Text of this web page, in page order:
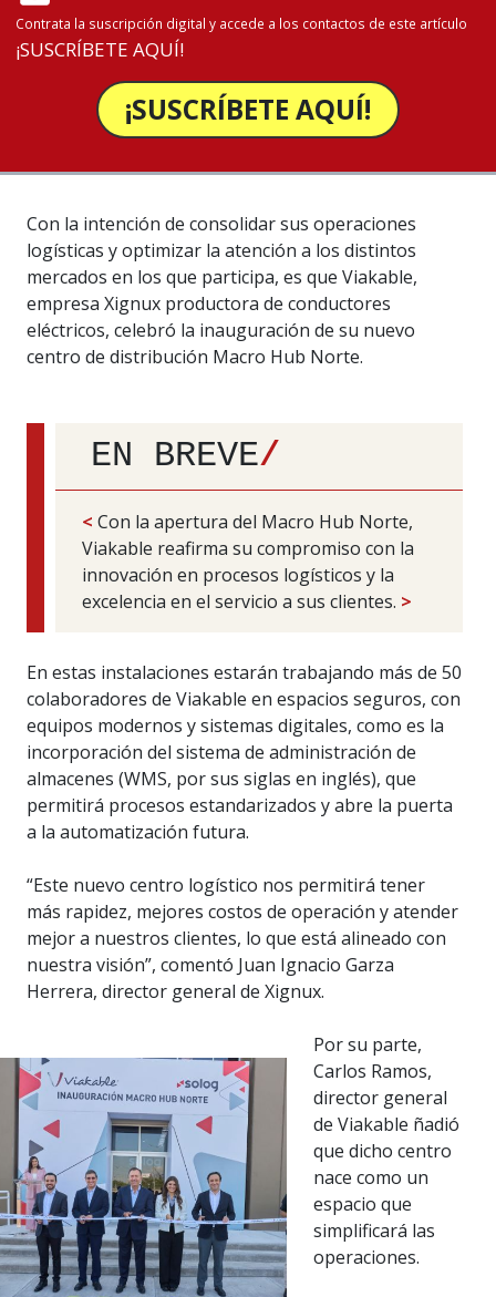
Contrata la suscripción digital y accede a los contactos de este artículo
¡SUSCRÍBETE AQUÍ!
¡SUSCRÍBETE AQUÍ!
Con la intención de consolidar sus operaciones
logísticas y optimizar la atención a los distintos
mercados en los que participa, es que Viakable,
empresa Xignux productora de conductores
eléctricos, celebró la inauguración de su nuevo
centro de distribución Macro Hub Norte.
EN BREVE/
< Con la apertura del Macro Hub Norte,
Viakable reafirma su compromiso con la
innovación en procesos logísticos y la
excelencia en el servicio a sus clientes. >
En estas instalaciones estarán trabajando más de 50
colaboradores de Viakable en espacios seguros, con
equipos modernos y sistemas digitales, como es la
incorporación del sistema de administración de
almacenes (WMS, por sus siglas en inglés), que
permitirá procesos estandarizados y abre la puerta
a la automatización futura.
“Este nuevo centro logístico nos permitirá tener
más rapidez, mejores costos de operación y atender
mejor a nuestros clientes, lo que está alineado con
nuestra visión”, comentó Juan Ignacio Garza
Herrera, director general de Xignux.
Por su parte,
Carlos Ramos,
director general
de Viakable ñadió
que dicho centro
nace como un
espacio que
simplificará las
operaciones.